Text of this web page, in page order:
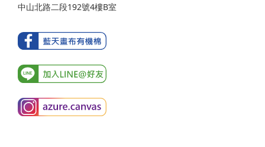
中山北路二段192號4樓B室